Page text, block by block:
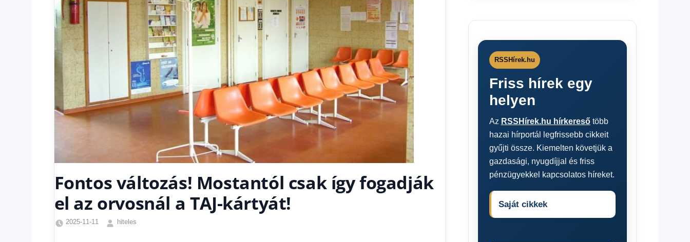
Fontos változás! Mostantól csak így fogadják
el az orvosnál a TAJ-kártyát!
2025-11-11
hiteles
RSSHírek.hu
Friss hírek egy
helyen
Az RSSHírek.hu hírkeresőtöbb
hazai hírportál legfrissebb cikkeit
gyűjti össze. Kiemelten követjük a
gazdasági, nyugdíjjal és friss
pénzügyekkel kapcsolatos híreket.
Saját cikkek